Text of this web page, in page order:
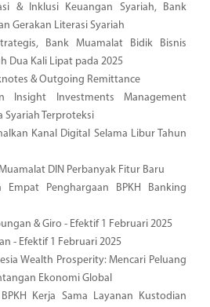
& Inklusi Keuangan Syariah, Bank
Gerakan Literasi Syariah
Bank Muamalat Bidik Bisnis
Dua Kali Lipat pada 2025
& Outgoing Remittance
Insight Investments Management
Syariah Terproteksi
Kanal Digital Selama Libur Tahun
DIN Perbanyak Fitur Baru
Empat Penghargaan BPKH Banking
& Giro - Efektif 1 Februari 2025
- Efektif 1 Februari 2025
Wealth Prosperity: Mencari Peluang
Ekonomi Global
Kerja Sama Layanan Kustodian